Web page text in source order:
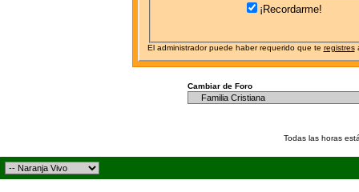
¡Recordarme!
El administrador puede haber requerido que te registres
Cambiar de Foro
Todas las horas